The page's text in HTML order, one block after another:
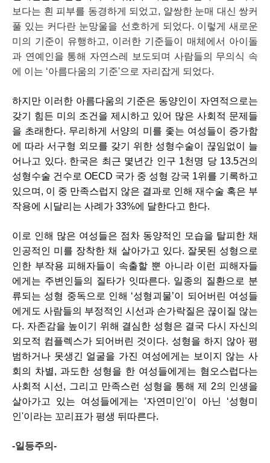
보다는 흰 피부를 동경하게 되었고, 얄쌍한 눈매 대신 쌍커
풀 있는 커다란 눈망울을 선호하게 되었다. 이렇게 새로운
미의 기준이 유행하고, 이러한 기준들이 매체에서 아이돌
과 연예인을 통해 자연스레 보도되며 사람들의 무의식 속
에 이는 ‘아름다움의 기준'으로 자리잡게 되었다.
하지만 이러한 아름다움의 기준은 동양인이 자연적으로는
갖기 힘든 미의 조건을 제시하고 있어 많은 사회적 문제들
을 초래한다. 무리하게 서양의 미를 좇는 여성들이 증가함
에 따라 서구형 외모를 갖기 위한 성형수술이 끊임없이 늘
어나고 있다. 한국은 최근 몇년간 인구 1천명 당 13.5건의
성형수술 건수로 OECD 국가 중 성형 강국 1위를 기록하고
있으며, 이 중 만족스럽지 않은 결과로 인해 재수술 혹은 부
작용에 시달리는 사례가 33%에 달한다고 한다.
이로 인해 많은 여성들은 점차 동양적인 모습을 탈피한 채
인공적인 미를 장착한 채 살아가고 있다. 잘못된 성형으로
인한 부작용 피해자들이 속출할 뿐 아니라 이런 피해자들
에게는 주변인들의 질타가 잇따른다. 일종의 질환으로 분
류되는 성형 중독으로 인해 ‘성형괴물’이 되어버린 여성들
에게도 사람들의 부정적인 시선과 손가락질은 끊이질 않는
다. 자존감을 높이기 위해 결심한 성형은 결국 다시 자신의
외모적 컴플렉스가 되어버린 것이다. 성형을 하지 않아 평
범하거나 못생긴 얼굴을 가진 여성에게는 보이지 않는 사
회의 차별, 과도한 성형을 한 여성들에게는 혐오스럽다는
사회적 시선, 그리고 만족스런 성형을 통해 제 2의 인생을
살아가고 있는 여성들에게는 ‘자연미인'이 아닌 ‘성형미
인'이라는 꼬리표가 평생 뒤따른다.
-일등주의-